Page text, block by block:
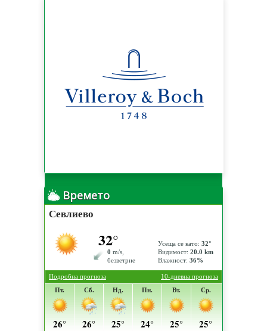
Времето